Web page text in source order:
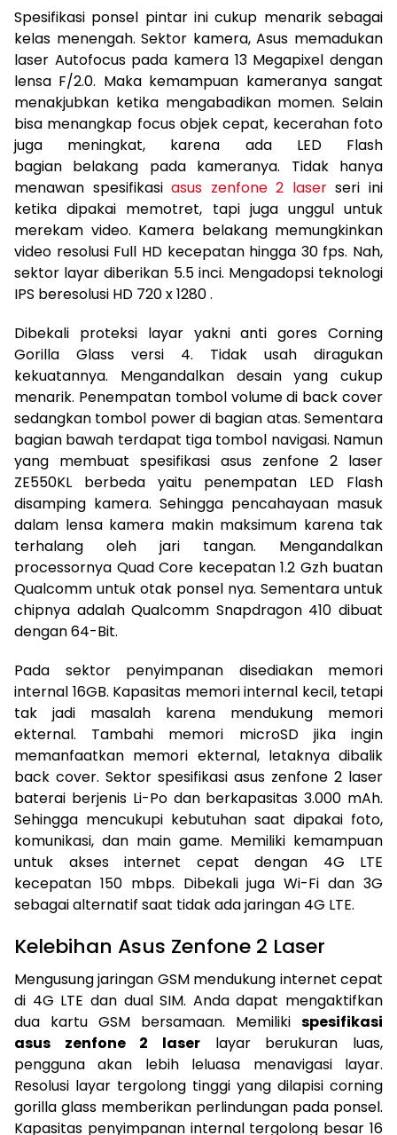
Spesifikasi ponsel pintar ini cukup menarik sebagai
kelas menengah. Sektor kamera, Asus memadukan
laser Autofocus pada kamera 13 Megapixel dengan
lensa F/2.0. Maka kemampuan kameranya sangat
menakjubkan ketika mengabadikan momen. Selain
bisa menangkap focus objek cepat, kecerahan foto
juga meningkat, karena ada LED Flash
bagian belakang pada kameranya. Tidak hanya
menawan spesifikasiasus zenfone 2 laserseri ini
ketika dipakai memotret, tapi juga unggul untuk
merekam video. Kamera belakang memungkinkan
video resolusi Full HD kecepatan hingga 30 fps. Nah,
sektor layar diberikan 5.5 inci. Mengadopsi teknologi
IPS beresolusi HD 720 x 1280 .
Dibekali proteksi layar yakni anti gores Corning
Gorilla Glass versi 4. Tidak usah diragukan
kekuatannya. Mengandalkan desain yang cukup
menarik. Penempatan tombol volume di back cover
sedangkan tombol power di bagian atas. Sementara
bagian bawah terdapat tiga tombol navigasi. Namun
yang membuat spesifikasi asus zenfone 2 laser
ZE550KL berbeda yaitu penempatan LED Flash
disamping kamera. Sehingga pencahayaan masuk
dalam lensa kamera makin maksimum karena tak
terhalang oleh jari tangan. Mengandalkan
processornya Quad Core kecepatan 1.2 Gzh buatan
Qualcomm untuk otak ponsel nya. Sementara untuk
chipnya adalah Qualcomm Snapdragon 410 dibuat
dengan 64-Bit.
Pada sektor penyimpanan disediakan memori
internal 16GB. Kapasitas memori internal kecil, tetapi
tak jadi masalah karena mendukung memori
ekternal. Tambahi memori microSD jika ingin
memanfaatkan memori ekternal, letaknya dibalik
back cover. Sektor spesifikasi asus zenfone 2 laser
baterai berjenis Li-Po dan berkapasitas 3.000 mAh.
Sehingga mencukupi kebutuhan saat dipakai foto,
komunikasi, dan main game. Memiliki kemampuan
untuk akses internet cepat dengan 4G LTE
kecepatan 150 mbps. Dibekali juga Wi-Fi dan 3G
sebagai alternatif saat tidak ada jaringan 4G LTE.
Kelebihan Asus Zenfone 2 Laser
Mengusung jaringan GSM mendukung internet cepat
di 4G LTE dan dual SIM. Anda dapat mengaktifkan
dua kartu GSM bersamaan. Memiliki spesifikasi
asus zenfone 2 laser layar berukuran luas,
pengguna akan lebih leluasa menavigasi layar.
Resolusi layar tergolong tinggi yang dilapisi corning
gorilla glass memberikan perlindungan pada ponsel.
Kapasitas penyimpanan internal tergolong besar 16